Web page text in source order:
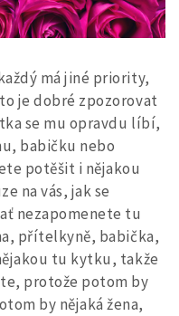
má jiné priority,
je dobré zpozorovat
se mu opravdu líbí,
babičku nebo
potěšit i nějakou
na vás, jak se
nezapomenete tu
přítelkyně, babička,
tu kytku, takže
protože potom by
by nějaká žena,